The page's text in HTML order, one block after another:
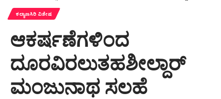
ಕಲ್ಯಾಣಸಿರಿ ವಿಶೇಷ
ಆಕರ್ಷಣೆಗಳಿಂದ
ದೂರವಿರಲುತಹಶೀಲ್ದಾರ್
ಮಂಜುನಾಥ ಸಲಹೆ